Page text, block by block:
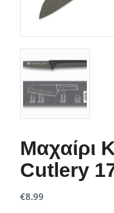
Μαχαίρι
Cutlery
€8.99